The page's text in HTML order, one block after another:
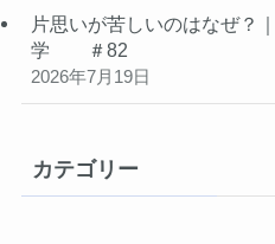
片思いが苦しいのはなぜ？
学 ＃82
2026年7月19日
カテゴリー